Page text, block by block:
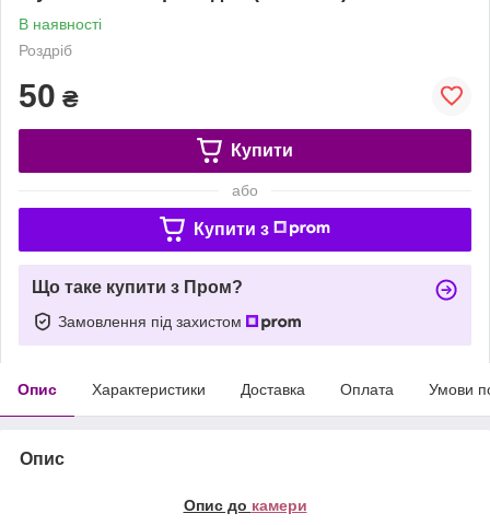
В наявності
Роздріб
50 ₴
Купити
або
Купити з
Що таке купити з Пром?
Замовлення під захистом
Опис Характеристики Доставка Оплата Умови
Опис
Опис до камери